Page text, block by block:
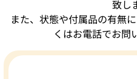
致し
また、状態や付属品の有無
くはお電話でお問